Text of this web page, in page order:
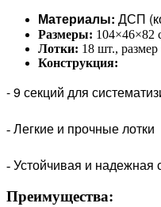
Материалы: ДСП
Размеры: 104×46×82
Лотки: 18 шт.,
Конструкция:
- 9 секций для
- Легкие и прочные лотки
- Устойчивая и надежная
Преимущества: